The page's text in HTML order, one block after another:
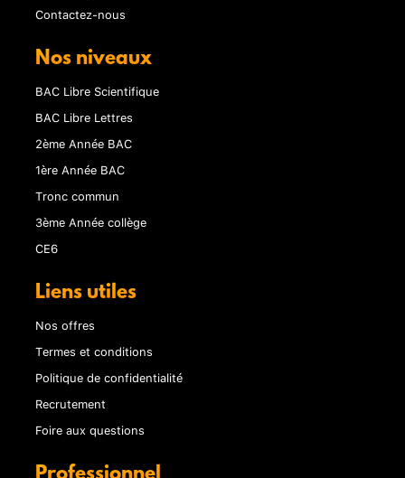
Contactez-nous
Nos niveaux
BAC Libre Scientifique
BAC Libre Lettres
2ème Année BAC
1ère Année BAC
Tronc commun
3ème Année collège
CE6
Liens utiles
Nos offres
Termes et conditions
Politique de confidentialité
Recrutement
Foire aux questions